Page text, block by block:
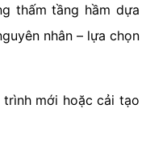
thấm tầng hầm dựa
nhân – lựa chọn
mới hoặc cải tạo